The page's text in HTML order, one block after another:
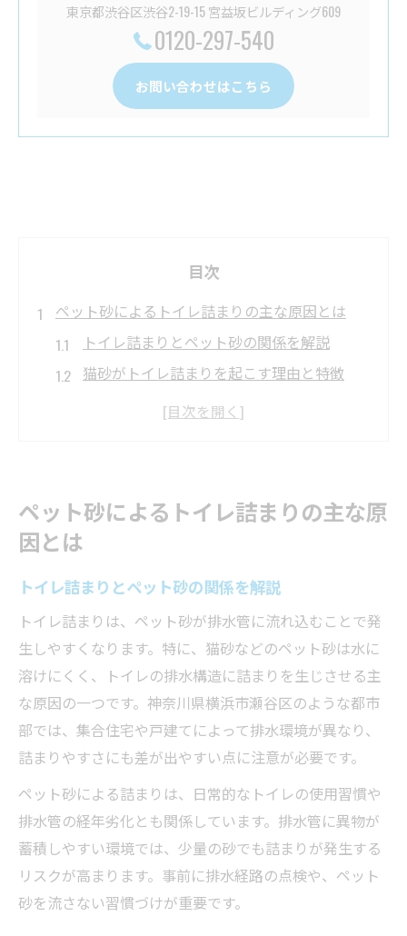
東京都渋谷区渋谷2-19-15 宮益坂ビルディング609
0120-297-540
お問い合わせはこちら
目次
ペット砂によるトイレ詰まりの主な原因とは
トイレ詰まりとペット砂の関係を解説
猫砂がトイレ詰まりを起こす理由と特徴
トイレ詰まり事例から学ぶペット砂の危険
ご自宅の排水構造から読み解く詰まりの仕組み
は
排水経路でトイレ詰まりが起こるポイント
集合住宅と戸建ての排水構造とトイレ詰ま
り
トイレ詰まり予防のための排水管点検方法
ペット砂が詰まりやすい排水経路の見分け
方
猫砂が詰まった時の安全な対処法を解説
猫砂によるトイレ詰まり時の初期対応の手
順
トイレ詰まりで水を流す前に確認すべき点
ペット砂のトイレ詰まりに安全な除去方法
ペット砂によるトイレ詰まりの主な原
因とは
トイレ詰まりとペット砂の関係を解説
トイレ詰まりは、ペット砂が排水管に流れ込むことで発
生しやすくなります。特に、猫砂などのペット砂は水に
溶けにくく、トイレの排水構造に詰まりを生じさせる主
な原因の一つです。神奈川県横浜市瀬谷区のような都市
部では、集合住宅や戸建てによって排水環境が異なり、
詰まりやすさにも差が出やすい点に注意が必要です。
ペット砂による詰まりは、日常的なトイレの使用習慣や
排水管の経年劣化とも関係しています。排水管に異物が
蓄積しやすい環境では、少量の砂でも詰まりが発生する
リスクが高まります。事前に排水経路の点検や、ペット
砂を流さない習慣づけが重要です。